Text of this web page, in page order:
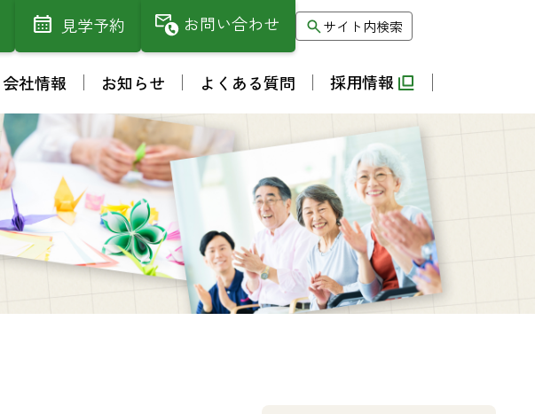
見学予約 お問い合わせ サイト内検索
会社情報 お知らせ よくある質問 採用情報